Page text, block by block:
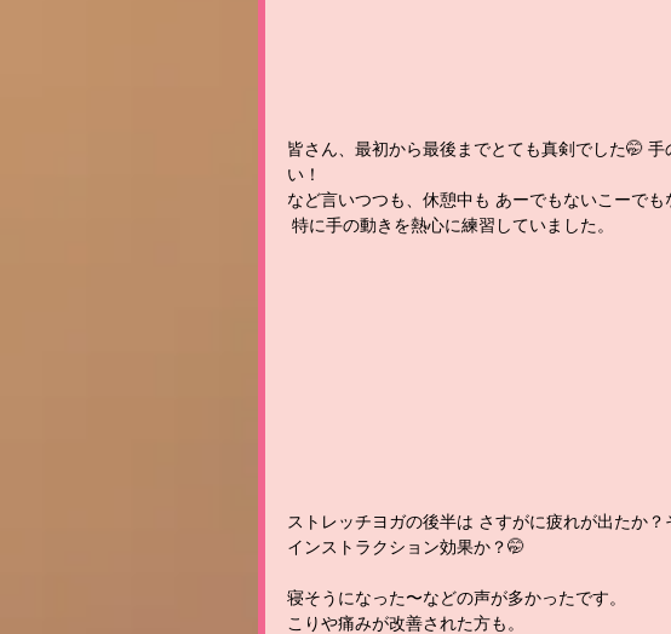
皆さん、最初から最後までとても真剣でした🤭
い！
など言いつつも、休憩中も あーでもないこーで
特に手の動きを熱心に練習していました。
ストレッチヨガの後半は さすがに疲れが出たか
インストラクション効果か？🤭
寝そうになった〜などの声が多かったです。
こりや痛みが改善された方も。